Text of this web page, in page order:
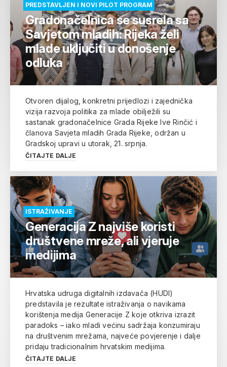
PREDSTAVLJEN I NOVI PILOT PROGRAM
Gradonačelnica se susrela sa
Savjetom mladih: Rijeka želi
mlade uključiti u donošenje
odluka
Otvoren dijalog, konkretni prijedlozi i zajednička
vizija razvoja politika za mlade obilježili su
sastanak gradonačelnice Grada Rijeke Ive Rinčić i
članova Savjeta mladih Grada Rijeke, održan u
Gradskoj upravi u utorak, 21. srpnja.
ČITAJTE DALJE
ISTRAŽIVANJE
Generacija Z najviše koristi
društvene mreže, ali vjeruje
medijima
Hrvatska udruga digitalnih izdavača (HUDI)
predstavila je rezultate istraživanja o navikama
korištenja medija Generacije Z koje otkriva izrazit
paradoks – iako mladi većinu sadržaja konzumiraju
na društvenim mrežama, najveće povjerenje i dalje
pridaju tradicionalnim hrvatskim medijima.
ČITAJTE DALJE